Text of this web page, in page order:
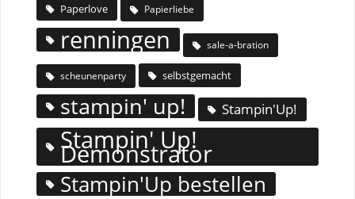
Paperlove Papierliebe
renningen sale-a-bration
scheunenparty selbstgemacht
stampin' up! Stampin'Up!
Stampin' Up!
Demonstrator
Stampin'Up bestellen